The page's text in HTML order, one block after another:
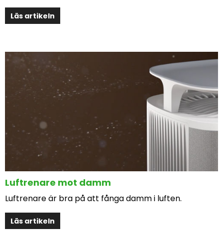
Läs artikeln
Luftrenare mot damm
Luftrenare är bra på att fånga damm i luften.
Läs artikeln